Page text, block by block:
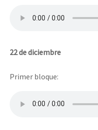
22 de diciembre
Primer bloque: